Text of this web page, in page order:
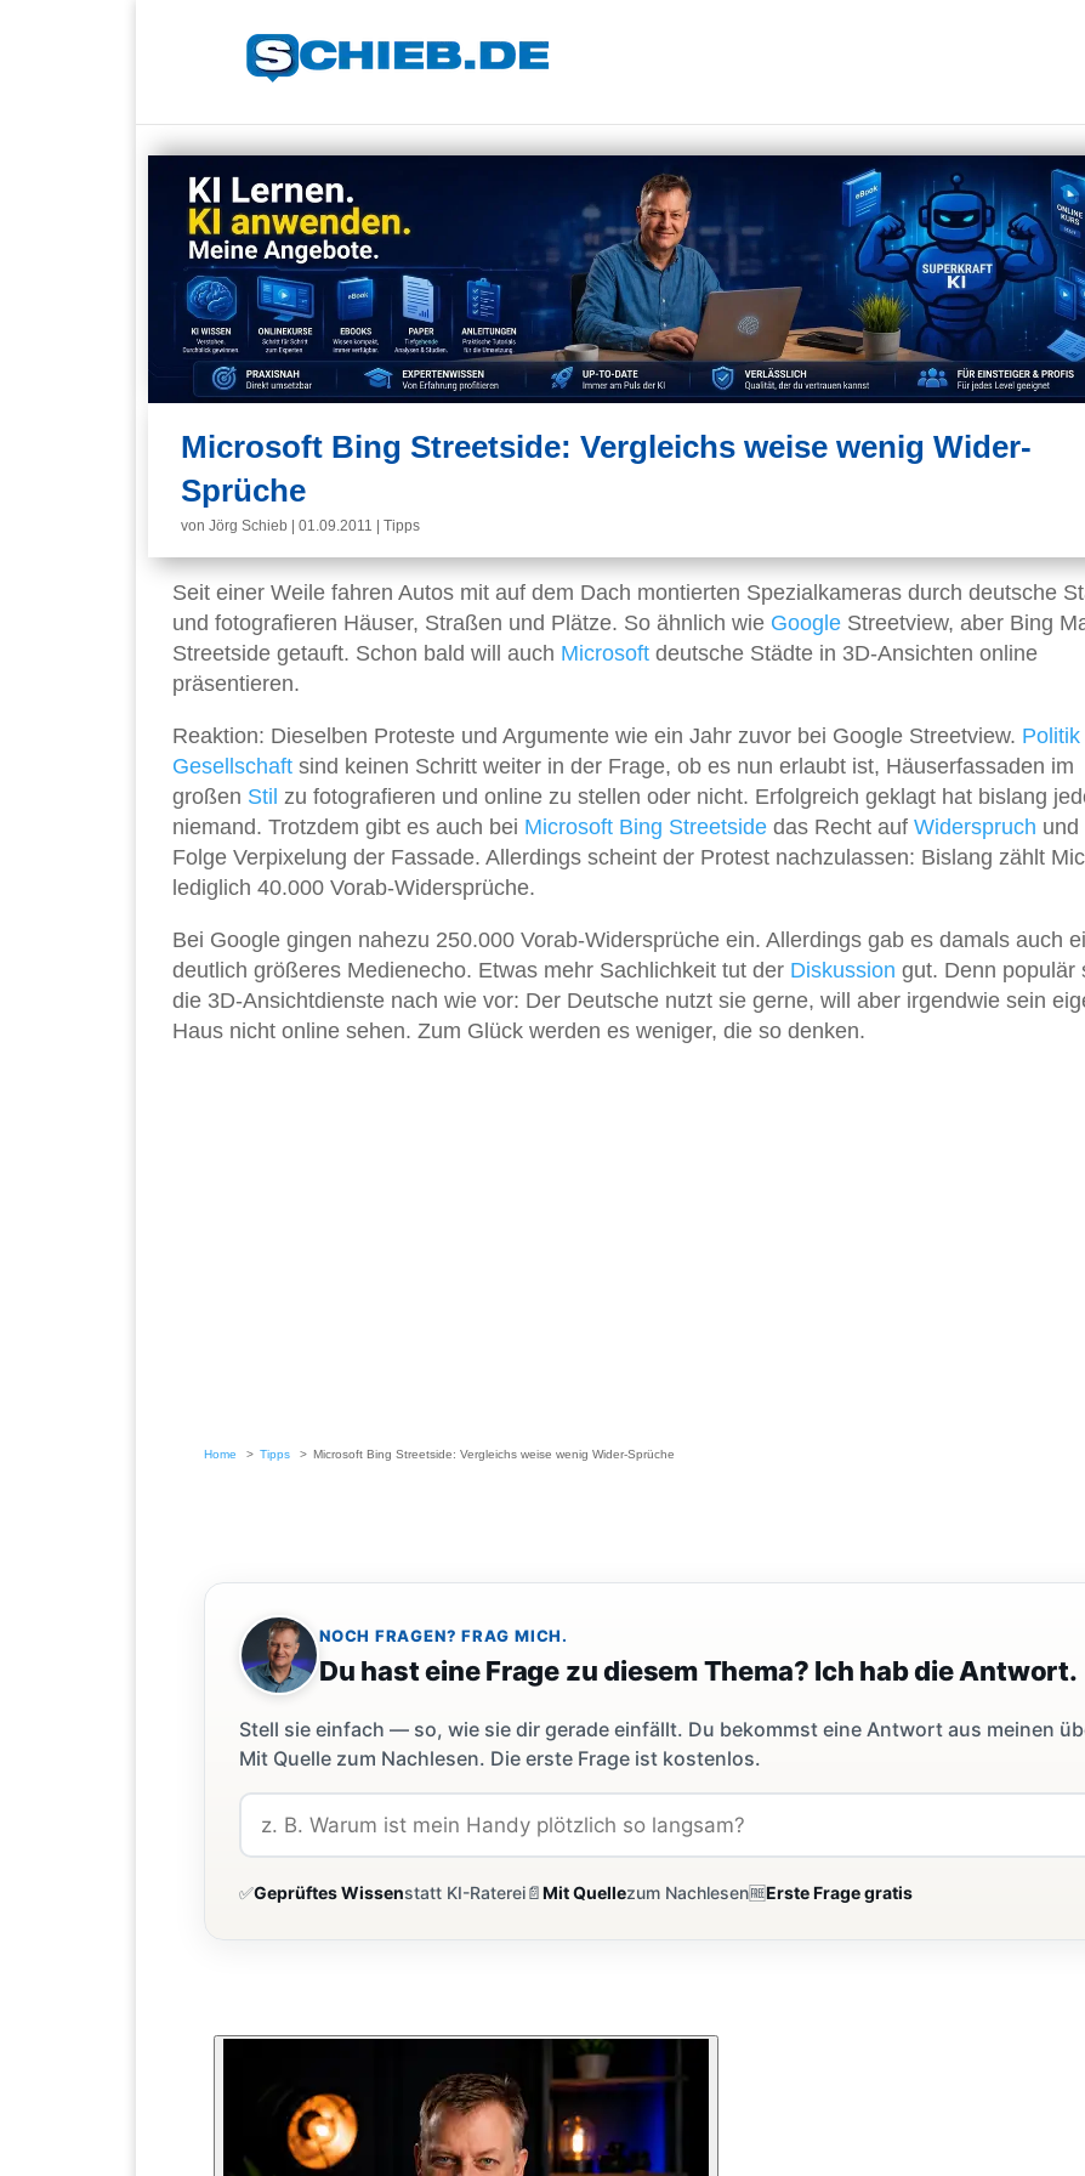
Microsoft Bing Streetside: Vergleichs weise wenig Wider-
Sprüche
von Jörg Schieb 01.09.2011 Tipps
Seit einer Weile fahren Autos mit auf dem Dach montierten Spezialkameras durch deutsche
und fotografieren Häuser, Straßen und Plätze. So ähnlich wie Google Streetview, aber Bing
Streetside getauft. Schon bald will auch Microsoft deutsche Städte in 3D-Ansichten online
präsentieren.
Reaktion: Dieselben Proteste und Argumente wie ein Jahr zuvor bei Google Streetview. Politik
Gesellschaft sind keinen Schritt weiter in der Frage, ob es nun erlaubt ist, Häuserfassaden im
großen Stil zu fotografieren und online zu stellen oder nicht. Erfolgreich geklagt hat bislang
niemand. Trotzdem gibt es auch bei Microsoft Bing Streetside das Recht auf Widerspruch und
Folge Verpixelung der Fassade. Allerdings scheint der Protest nachzulassen: Bislang zählt
lediglich 40.000 Vorab-Widersprüche.
Bei Google gingen nahezu 250.000 Vorab-Widersprüche ein. Allerdings gab es damals auch
deutlich größeres Medienecho. Etwas mehr Sachlichkeit tut der Diskussion gut. Denn populär
die 3D-Ansichtdienste nach wie vor: Der Deutsche nutzt sie gerne, will aber irgendwie sein
Haus nicht online sehen. Zum Glück werden es weniger, die so denken.
Home Tipps Microsoft Bing Streetside: Vergleichs weise wenig Wider-Sprüche
NOCH FRAGEN? FRAG MICH.
Du hast eine Frage zu diesem Thema? Ich hab die Antwort.
Stell sie einfach — so, wie sie dir gerade einfällt. Du bekommst eine Antwort aus meinen
Mit Quelle zum Nachlesen. Die erste Frage ist kostenlos.
✅Geprüftes Wissenstatt KI-Raterei📄Mit Quellezum Nachlesen🆓Erste Frage gratis